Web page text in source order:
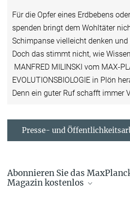
Für die Opfer eines Erdbebens
spenden bringt dem Wohltäter
Schimpanse vielleicht denken
Doch das stimmt nicht, wie
MANFRED MILINSKI vom MAX-
EVOLUTIONSBIOLOGIE in Plön
Denn ein guter Ruf schafft immer
Presse- und
Abonnieren Sie das
Magazin kostenlos